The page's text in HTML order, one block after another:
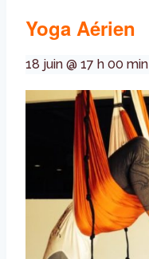
Yoga Aérien
18 juin @ 17 h 00 min